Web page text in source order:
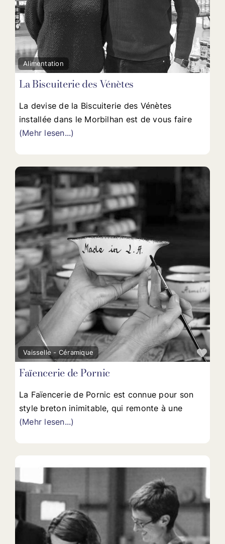
Alimentation
La Biscuiterie des Vénètes
La devise de la Biscuiterie des Vénètes
installée dans le Morbilhan est de vous faire
(Mehr lesen...)
Vaisselle - Céramique
Faïencerie de Pornic
La Faïencerie de Pornic est connue pour son
style breton inimitable, qui remonte à une
(Mehr lesen...)